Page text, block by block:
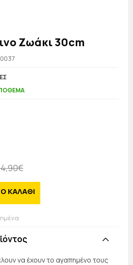
Ζωάκι 30cm
ΚΑΛΑΘΙ
να έχουν το αγαπημένο τους